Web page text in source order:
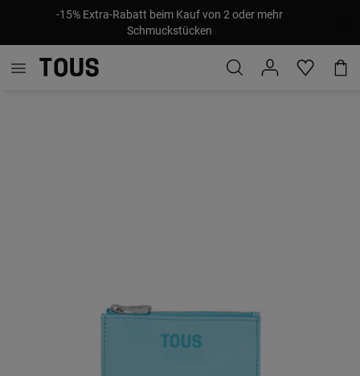
-15% Extra-Rabatt beim Kauf von 2 oder mehr
Schmuckstücken